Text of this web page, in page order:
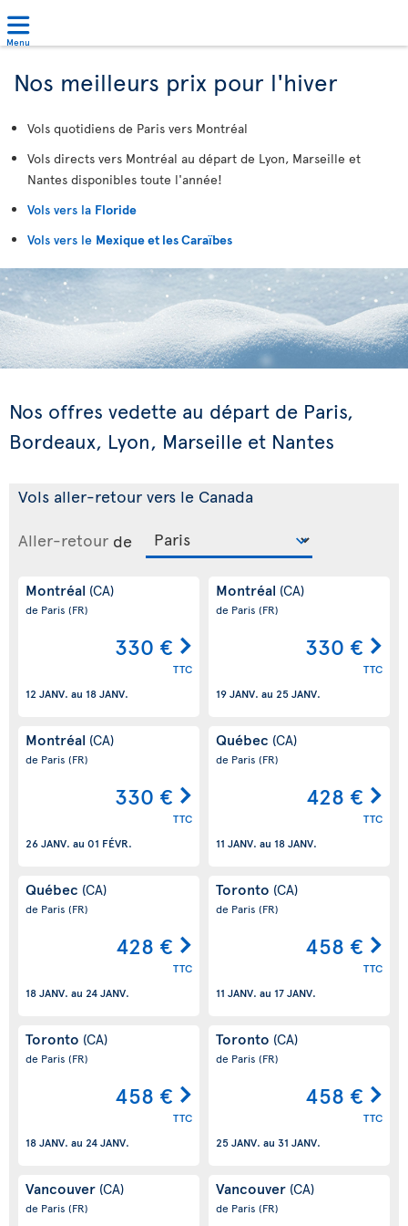
Menu
Nos meilleurs prix pour l'hiver
Vols quotidiens de Paris vers Montréal
Vols directs vers Montréal au départ de Lyon, Marseille et
Nantes disponibles toute l'année!
Vols vers la Floride
Vols vers le Mexique et les Caraïbes
Nos offres vedette au départ de Paris,
Bordeaux, Lyon, Marseille et Nantes
Vols aller-retour vers le Canada
Aller-retour de
Montréal (CA)
de Paris (FR)
330 €
TTC
12 JANV. au 18 JANV.
Montréal (CA)
de Paris (FR)
330 €
TTC
19 JANV. au 25 JANV.
Montréal (CA)
de Paris (FR)
330 €
TTC
26 JANV. au 01 FÉVR.
Québec (CA)
de Paris (FR)
428 €
TTC
11 JANV. au 18 JANV.
Québec (CA)
de Paris (FR)
428 €
TTC
18 JANV. au 24 JANV.
Toronto (CA)
de Paris (FR)
458 €
TTC
11 JANV. au 17 JANV.
Toronto (CA)
de Paris (FR)
458 €
TTC
18 JANV. au 24 JANV.
Toronto (CA)
de Paris (FR)
458 €
TTC
25 JANV. au 31 JANV.
Vancouver (CA)
de Paris (FR)
Vancouver (CA)
de Paris (FR)